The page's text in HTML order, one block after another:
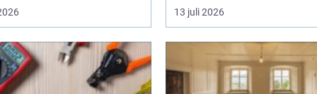
13 juli 2026